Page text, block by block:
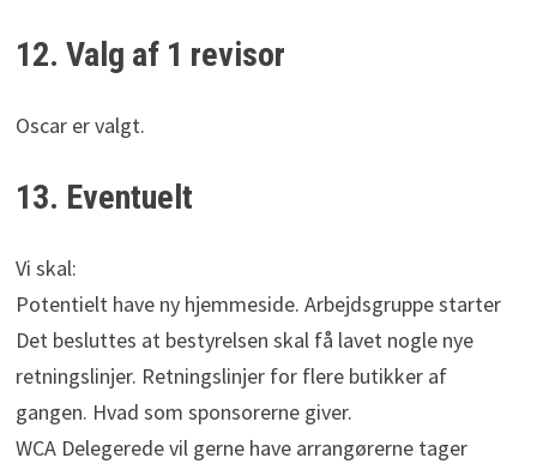
12. Valg af 1 revisor
Oscar er valgt.
13. Eventuelt
Vi skal:
Potentielt have ny hjemmeside. Arbejdsgruppe starter
Det besluttes at bestyrelsen skal få lavet nogle nye
retningslinjer. Retningslinjer for flere butikker af
gangen. Hvad som sponsorerne giver.
WCA Delegerede vil gerne have arrangørerne tager